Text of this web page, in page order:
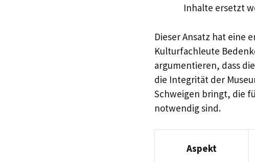
Inhalte ersetzt
Dieser Ansatz hat eine
Kulturfachleute
argumentieren, dass
die Integrität der
Schweigen bringt, die
notwendig sind.
Aspekt